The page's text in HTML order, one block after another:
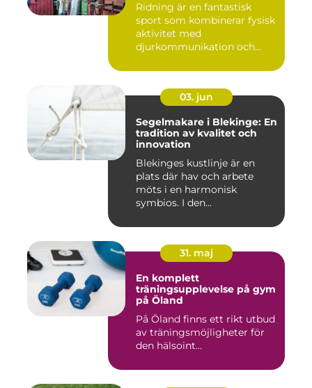
Ridning är en fantastisk
sport som kombinerar fysisk
aktivitet med
djurkommunikation och
03. jun
Segelmakare i Blekinge: En
tradition av kvalitet och
innovation
Blekinges kustlinje är en
plats där hav och arbete
möts i en harmonisk
symbios. I den...
31. maj
En komplett
träningsupplevelse på gym
på Öland
På Öland finns ett rikt utbud
av träningsmöjligheter för
den hälsoint...